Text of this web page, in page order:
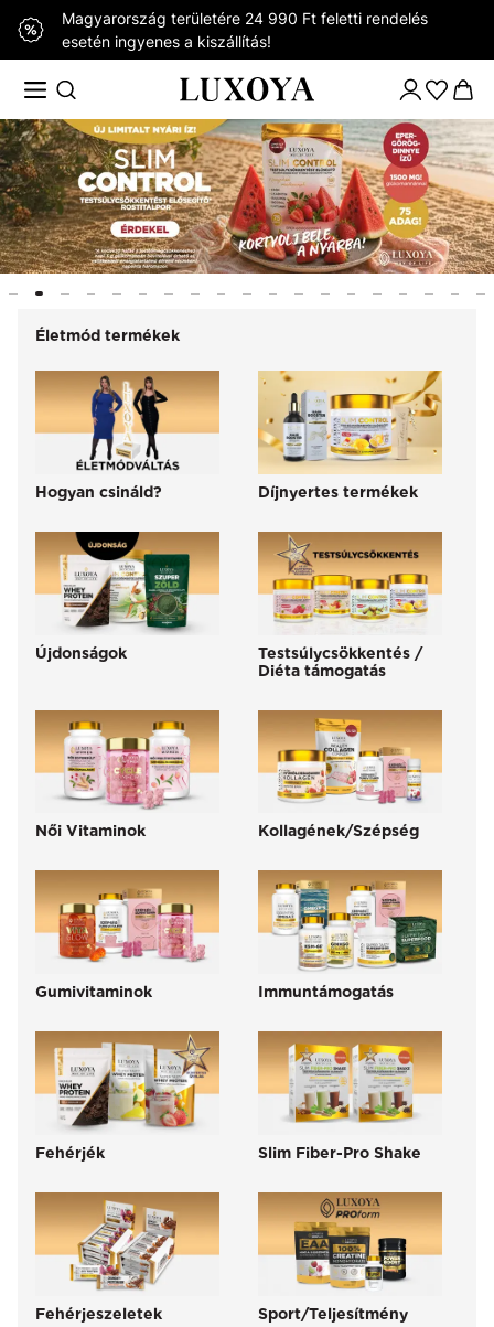
Magyarország területére 24 990 Ft feletti rendelés
esetén ingyenes a kiszállítás!
Életmód termékek
Hogyan csináld? Díjnyertes termékek
Újdonságok
Testsúlycsökkentés /
Diéta támogatás
Női Vitaminok Kollagének/Szépség
Gumivitaminok Immuntámogatás
Fehérjék Slim Fiber-Pro Shake
Fehérjeszeletek Sport/Teljesítmény